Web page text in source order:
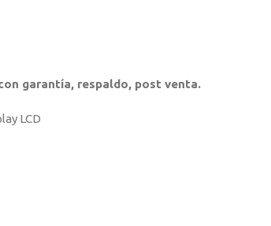
garantía, respaldo, post venta.
LCD